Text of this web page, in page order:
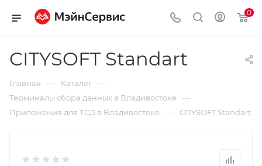
0
CITYSOFT Standart
Главная — Каталог —
Терминалы сбора данных в Владивостоке —
Приложения для ТСД в Владивостоке — CITYSOFT Standart